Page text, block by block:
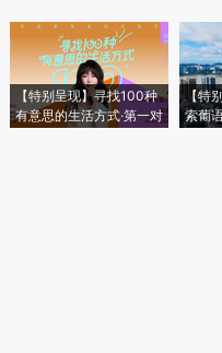
【特别呈现】寻找100种
有意思的生活方式·第一对
【特
索葡